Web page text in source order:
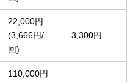
22,000円
(3,666円/
回)
3,300円
110,000円